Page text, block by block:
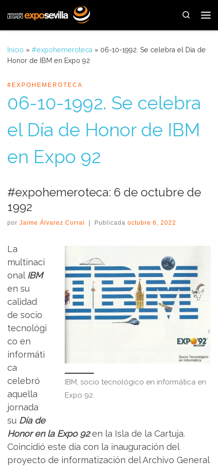
Saltar al contenido
Search
Inicio » #expohemeroteca » 06-10-1992. Se celebra el Día de
Honor de IBM en Expo 92
#EXPOHEMEROTECA
06-10-1992. Se celebra
el Día de Honor de IBM
en Expo 92
#expohemeroteca: 6 de octubre de
1992
por Jaime Álvarez Corral Publicada octubre 6, 2022
IBM, socio tecnológico en informática en
Expo 92.
La
multinaci
onalIBM
en su
calidad
de socio
tecnológi
co en
informáti
ca
celebró
aquella
jornada
su Día de
Honor en la Expo 92en la Isla de la Cartuja.
Coincidió este día con la inauguración del
proyecto de informatización del Archivo General